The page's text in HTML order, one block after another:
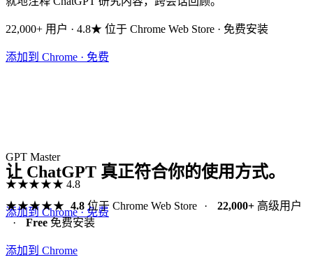
22,000+ 用户 · 4.8★ 位于 Chrome Web Store · 免费安装
添加到 Chrome · 免费
GPT Master
★★★★★ 4.8
添加到 Chrome · 免费
让 ChatGPT 真正符合你的使用方式。
★★★★★ 4.8位于 Chrome Web Store · 22,000+高级用户
·
Free 免费安装
添加到 Chrome